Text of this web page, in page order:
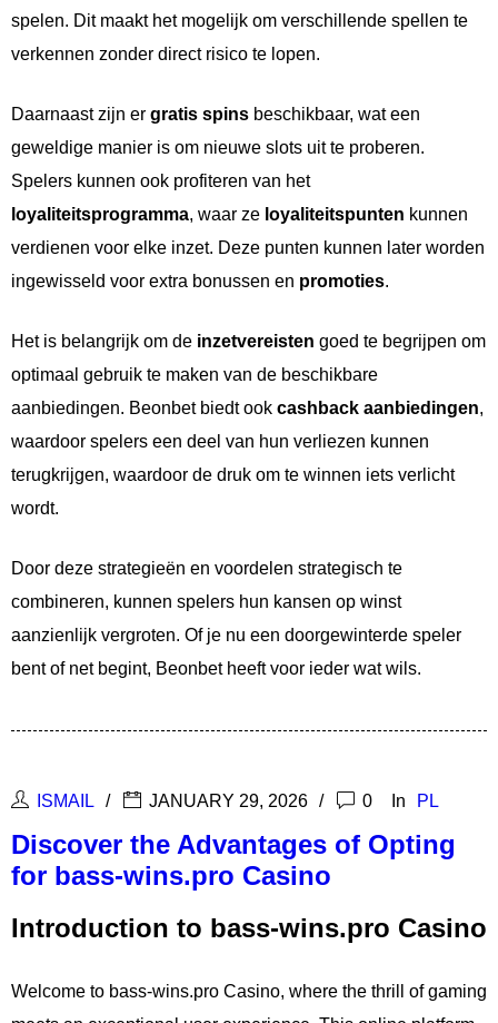
spelen. Dit maakt het mogelijk om verschillende spellen te
verkennen zonder direct risico te lopen.
Daarnaast zijn er gratis spins beschikbaar, wat een
geweldige manier is om nieuwe slots uit te proberen.
Spelers kunnen ook profiteren van het
loyaliteitsprogramma, waar ze loyaliteitspunten kunnen
verdienen voor elke inzet. Deze punten kunnen later worden
ingewisseld voor extra bonussen en promoties.
Het is belangrijk om de inzetvereisten goed te begrijpen om
optimaal gebruik te maken van de beschikbare
aanbiedingen. Beonbet biedt ook cashback aanbiedingen,
waardoor spelers een deel van hun verliezen kunnen
terugkrijgen, waardoor de druk om te winnen iets verlicht
wordt.
Door deze strategieën en voordelen strategisch te
combineren, kunnen spelers hun kansen op winst
aanzienlijk vergroten. Of je nu een doorgewinterde speler
bent of net begint, Beonbet heeft voor ieder wat wils.
ISMAIL JANUARY 29, 2026 0 In PL
Discover the Advantages of Opting
for bass-wins.pro Casino
Introduction to bass-wins.pro Casino
Welcome to bass-wins.pro Casino, where the thrill of gaming